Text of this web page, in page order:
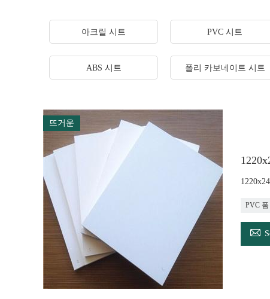
아크릴 시트 PVC 시트
ABS 시트 폴리 카보네이트 시트
뜨거운
PVC 폼
